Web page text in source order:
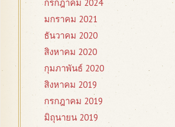
กรกฎาคม 2024
มกราคม 2021
ธันวาคม 2020
สิงหาคม 2020
กุมภาพันธ์ 2020
สิงหาคม 2019
กรกฎาคม 2019
มิถุนายน 2019